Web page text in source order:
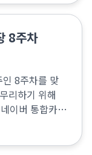
8주차
8주차를 맞
어요. 장바구